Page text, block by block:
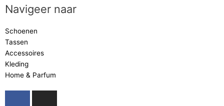
Navigeer naar
Schoenen
Tassen
Accessoires
Kleding
Home & Parfum